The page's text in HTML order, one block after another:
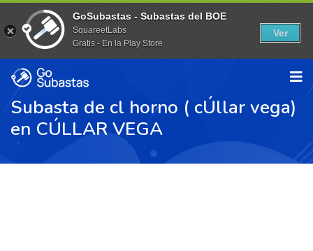
Subasta de cl horno ( cÚllar vega)
en CÚLLAR VEGA
GoSubastas - Subastas del BOE
SquareetLabs
Gratis - En la Play Store
Ver